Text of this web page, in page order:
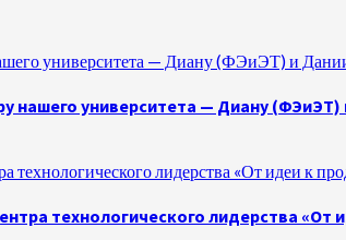
университета — Диану (ФЭиЭТ) и
нашего университета — Диану
технологического лидерства «От идеи к
технологического лидерства «От